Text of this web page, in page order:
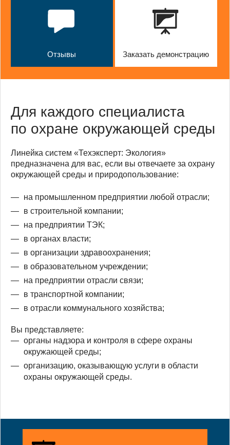
Отзывы Заказать демонстрацию
Для каждого специалиста
по охране окружающей среды
Линейка систем «Техэксперт: Экология»
предназначена для вас, если вы отвечаете за охрану
окружающей среды и природопользование:
на промышленном предприятии любой отрасли;
в строительной компании;
на предприятии ТЭК;
в органах власти;
в организации здравоохранения;
в образовательном учреждении;
на предприятии отрасли связи;
в транспортной компании;
в отрасли коммунального хозяйства;
Вы представляете:
органы надзора и контроля в сфере охраны
окружающей среды;
организацию, оказывающую услуги в области
охраны окружающей среды.